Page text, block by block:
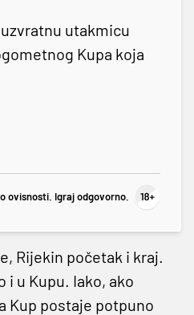
utakmicu
Kupa koja
ovisnosti. Igraj odgovorno.
Rijekin početak i kraj.
i u Kupu. Iako, ako
Kup postaje potpuno